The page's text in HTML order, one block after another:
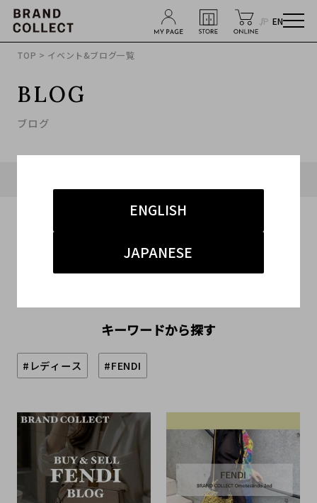
JP EN
ENGLISH
JAPANESE
TOP > イベント&ブログ一覧
BLOG
ブログ
キーワードから探す
#レディース #FENDI